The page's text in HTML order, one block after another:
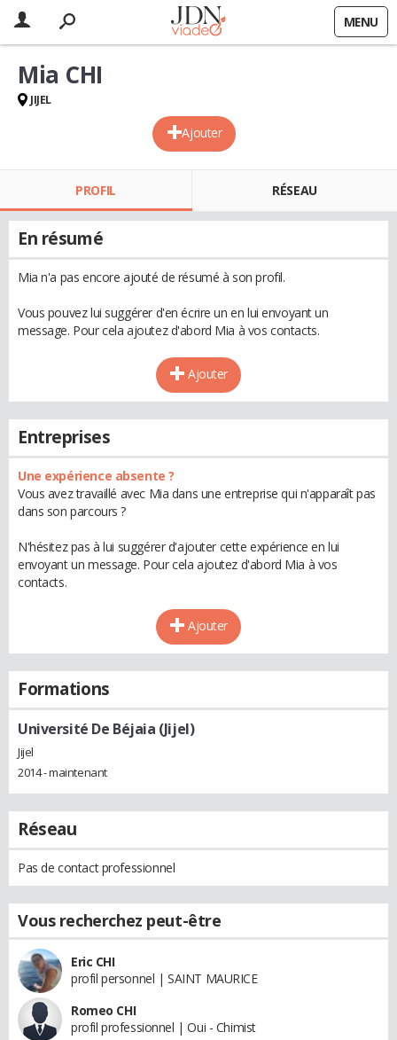
MENU
Ajouter
Mia CHI
JIJEL
PROFIL RÉSEAU
En résumé
Mia n'a pas encore ajouté de résumé à son profil.
Vous pouvez lui suggérer d'en écrire un en lui envoyant un
message. Pour cela ajoutez d'abord Mia à vos contacts.
Ajouter
Entreprises
Une expérience absente ?
Vous avez travaillé avec Mia dans une entreprise qui n'apparaît pas
dans son parcours ?
N'hésitez pas à lui suggérer d'ajouter cette expérience en lui
envoyant un message. Pour cela ajoutez d'abord Mia à vos
contacts.
Ajouter
Formations
Université De Béjaia (Jijel)
Jijel
2014 - maintenant
Réseau
Pas de contact professionnel
Vous recherchez peut-être
Eric CHI
profil personnel | SAINT MAURICE
Romeo CHI
profil professionnel | Oui - Chimist